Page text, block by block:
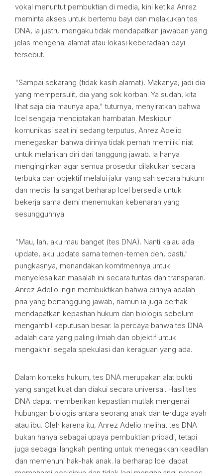
vokal menuntut pembuktian di media, kini ketika Anrez
meminta akses untuk bertemu bayi dan melakukan tes
DNA, ia justru mengaku tidak mendapatkan jawaban yang
jelas mengenai alamat atau lokasi keberadaan bayi
tersebut.
"Sampai sekarang (tidak kasih alamat). Makanya, jadi dia
yang mempersulit, dia yang sok korban. Ya sudah, kita
lihat saja dia maunya apa," tuturnya, menyiratkan bahwa
Icel sengaja menciptakan hambatan. Meskipun
komunikasi saat ini sedang terputus, Anrez Adelio
menegaskan bahwa dirinya tidak pernah memiliki niat
untuk melarikan diri dari tanggung jawab. Ia hanya
menginginkan agar semua prosedur dilakukan secara
terbuka dan objektif melalui jalur yang sah secara hukum
dan medis. Ia sangat berharap Icel bersedia untuk
bekerja sama demi menemukan kebenaran yang
sesungguhnya.
"Mau, lah, aku mau banget (tes DNA). Nanti kalau ada
update, aku update sama temen-temen deh, pasti,"
pungkasnya, menandakan komitmennya untuk
menyelesaikan masalah ini secara tuntas dan transparan.
Anrez Adelio ingin membuktikan bahwa dirinya adalah
pria yang bertanggung jawab, namun ia juga berhak
mendapatkan kepastian hukum dan biologis sebelum
mengambil keputusan besar. Ia percaya bahwa tes DNA
adalah cara yang paling ilmiah dan objektif untuk
mengakhiri segala spekulasi dan keraguan yang ada.
Dalam konteks hukum, tes DNA merupakan alat bukti
yang sangat kuat dan diakui secara universal. Hasil tes
DNA dapat memberikan kepastian mutlak mengenai
hubungan biologis antara seorang anak dan terduga ayah
atau ibu. Oleh karena itu, Anrez Adelio melihat tes DNA
bukan hanya sebagai upaya pembuktian pribadi, tetapi
juga sebagai langkah penting untuk menegakkan keadilan
dan memenuhi hak-hak anak. Ia berharap Icel dapat